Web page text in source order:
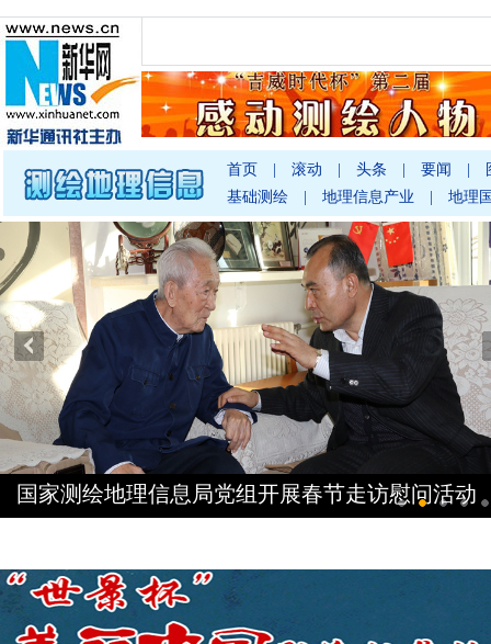
首页 |滚动 |头条 |要闻
基础测绘 |地理信息产业 |地理
国家测绘地理信息局党组开展春节走访慰问活动